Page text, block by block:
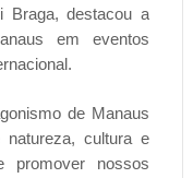
Braga, destacou a
em eventos
de Manaus
cultura e
promover nossos